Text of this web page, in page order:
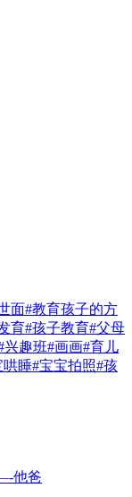
面#教育孩子的方
育#孩子教育#父母
兴趣班#画画#育儿
哄睡#宝宝拍照#孩
他爸